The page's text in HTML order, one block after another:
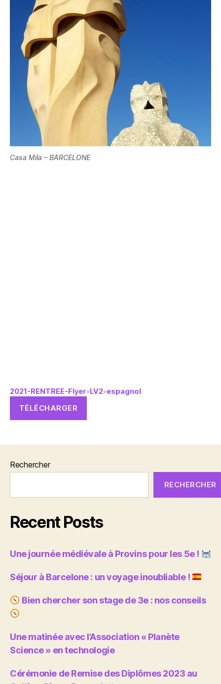
Casa Mila – BARCELONE
2021-RENTREE-Flyer-LV2-espagnol
TÉLÉCHARGER
Rechercher
RECHERCHER
Recent Posts
Une journée médiévale à Provins pour les 5e !
Séjour à Barcelone : un voyage inoubliable !
Bien chercher son stage de 3e : nos conseils
Une matinée avec l’Association « Planète
Science » en technologie
Cérémonie de Remise des Diplômes 2023 au